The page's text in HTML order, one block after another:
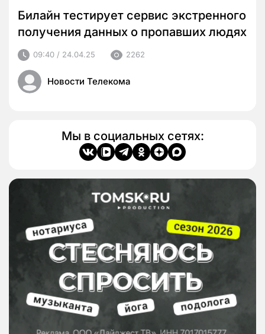
Билайн тестирует сервис экстренного
получения данных о пропавших людях
09:40 / 24.04.25 2262
Новости Телекома
Мы в социальных сетях: